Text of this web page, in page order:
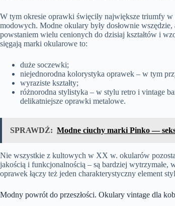
W tym okresie oprawki święciły największe triumfy
modowych. Modne okulary były dosłownie
powstaniem wielu cenionych do dzisiaj kształtów i
sięgają marki okularowe to:
duże soczewki;
niejednorodna kolorystyka oprawek – w tym
wyraziste kształty;
różnorodna stylistyka – w stylu retro i vintage
delikatniejsze oprawki metalowe.
SPRAWDŹ: Modne ciuchy marki Pinko —
Nie wszystkie z kultowych w XX w. okularów
jakością i funkcjonalnością – są bardziej wytrzymałe,
oprawek łączy też jeden charakterystyczny element
Modny powrót do przeszłości. Okulary vintage dla